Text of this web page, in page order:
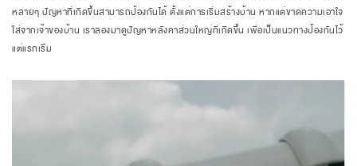
หลายๆ ปัญหาที่เกิดขึ้นสามารถป้องกันได้ ตั้งแต่การเริ่มสร้างบ้าน หากแต่ขาดความเอาใจ
ใส่จากเจ้าของบ้าน เราลองมาดูปัญหาหลังคาส่วนใหญ่ที่เกิดขึ้น เพื่อเป็นแนวทางป้องกันไว้
แต่แรกเริ่ม